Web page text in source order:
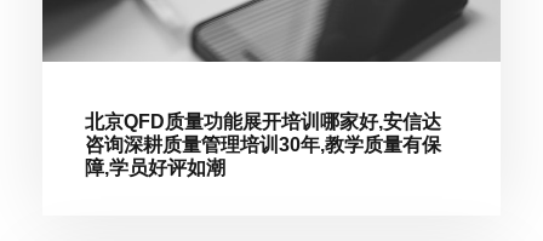
北京QFD质量功能展开培训哪家好,安信达
咨询深耕质量管理培训30年,教学质量有保
障,学员好评如潮